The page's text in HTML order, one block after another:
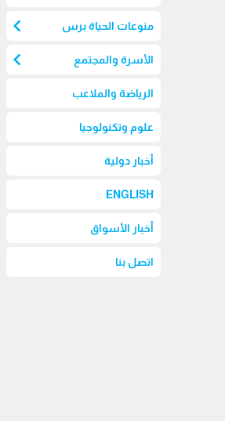
منوعات الحياة برس chevron_left
الأسرة والمجتمع chevron_left
الرياضة والملاعب
علوم وتكنولوجيا
أخبار دولية
ENGLISH
أخبار الأسواق
اتصل بنا